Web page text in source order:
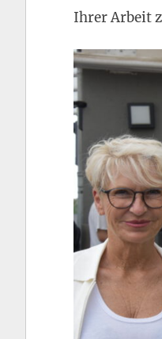
Ihrer Arbeit